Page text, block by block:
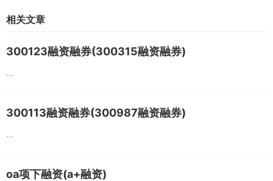
相关文章
300123融资融券(300315融资融券)
...
300113融资融券(300987融资融券)
...
oa项下融资(a+融资)